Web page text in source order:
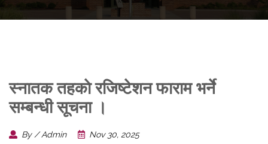
स्नातक तहकाे रजिष्टेशन फाराम भर्ने
सम्बन्धी सूचना ।
By / Admin Nov 30, 2025